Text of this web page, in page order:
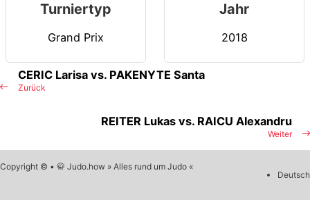
Turniertyp
Grand Prix
Jahr
2018
Zurück
CERIC Larisa vs. PAKENYTE Santa
Weiter
REITER Lukas vs. RAICU Alexandru
Copyright © • 🥋 Judo.how » Alles rund um Judo «
Deutsch